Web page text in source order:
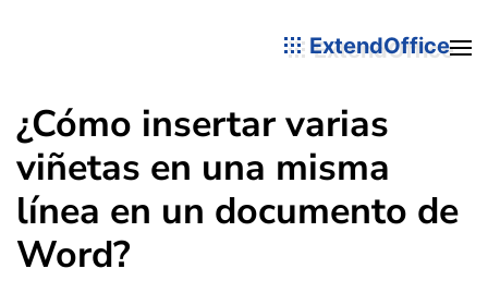
ExtendOffice
¿Cómo insertar varias
viñetas en una misma
línea en un documento de
Word?